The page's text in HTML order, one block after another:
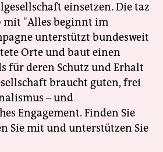
einsetzen. Die taz
mit "Alles beginnt im
unterstützt bundesweit
Orte und baut einen
für deren Schutz und Erhalt
braucht guten, frei
– und
Engagement. Finden Sie
Sie mit und unterstützen Sie